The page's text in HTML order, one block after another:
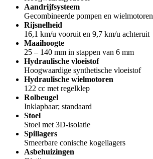
Aandrijfsysteem
Gecombineerde pompen en wielmotoren
Rijsnelheid
16,1 km/u vooruit en 9,7 km/u achteruit
Maaihoogte
25 – 140 mm in stappen van 6 mm
Hydraulische vloeistof
Hoogwaardige synthetische vloeistof
Hydraulische wielmotoren
122 cc met regelklep
Rolbeugel
Inklapbaar; standaard
Stoel
Stoel met 3D-isolatie
Spillagers
Smeerbare conische kogellagers
Asbehuizingen